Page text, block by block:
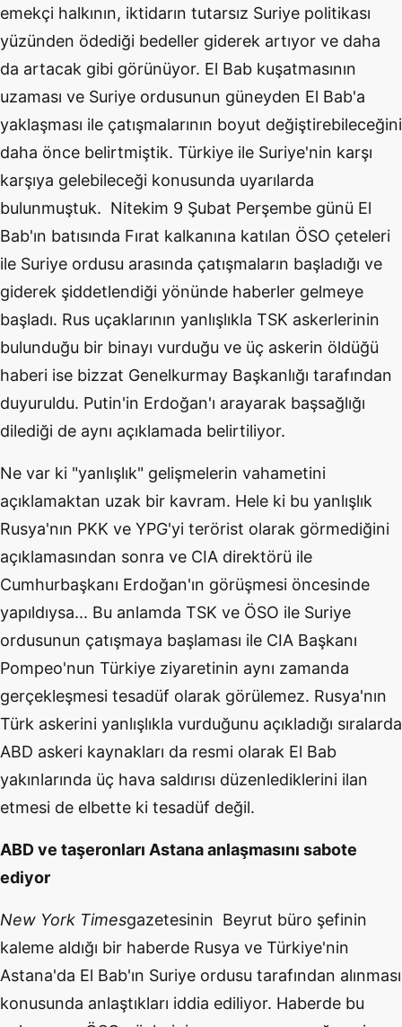
emekçi halkının, iktidarın tutarsız Suriye politikası
yüzünden ödediği bedeller giderek artıyor ve daha
da artacak gibi görünüyor. El Bab kuşatmasının
uzaması ve Suriye ordusunun güneyden El Bab'a
yaklaşması ile çatışmalarının boyut değiştirebileceğini
daha önce belirtmiştik. Türkiye ile Suriye'nin karşı
karşıya gelebileceği konusunda uyarılarda
bulunmuştuk. Nitekim 9 Şubat Perşembe günü El
Bab'ın batısında Fırat kalkanına katılan ÖSO çeteleri
ile Suriye ordusu arasında çatışmaların başladığı ve
giderek şiddetlendiği yönünde haberler gelmeye
başladı. Rus uçaklarının yanlışlıkla TSK askerlerinin
bulunduğu bir binayı vurduğu ve üç askerin öldüğü
haberi ise bizzat Genelkurmay Başkanlığı tarafından
duyuruldu. Putin'in Erdoğan'ı arayarak başsağlığı
dilediği de aynı açıklamada belirtiliyor.
Ne var ki "yanlışlık" gelişmelerin vahametini
açıklamaktan uzak bir kavram. Hele ki bu yanlışlık
Rusya'nın PKK ve YPG'yi terörist olarak görmediğini
açıklamasından sonra ve CIA direktörü ile
Cumhurbaşkanı Erdoğan'ın görüşmesi öncesinde
yapıldıysa... Bu anlamda TSK ve ÖSO ile Suriye
ordusunun çatışmaya başlaması ile CIA Başkanı
Pompeo'nun Türkiye ziyaretinin aynı zamanda
gerçekleşmesi tesadüf olarak görülemez. Rusya'nın
Türk askerini yanlışlıkla vurduğunu açıkladığı sıralarda
ABD askeri kaynakları da resmi olarak El Bab
yakınlarında üç hava saldırısı düzenlediklerini ilan
etmesi de elbette ki tesadüf değil.
ABD ve taşeronları Astana anlaşmasını sabote
ediyor
New York Timesgazetesinin Beyrut büro şefinin
kaleme aldığı bir haberde Rusya ve Türkiye'nin
Astana'da El Bab'ın Suriye ordusu tarafından alınması
konusunda anlaştıkları iddia ediliyor. Haberde bu